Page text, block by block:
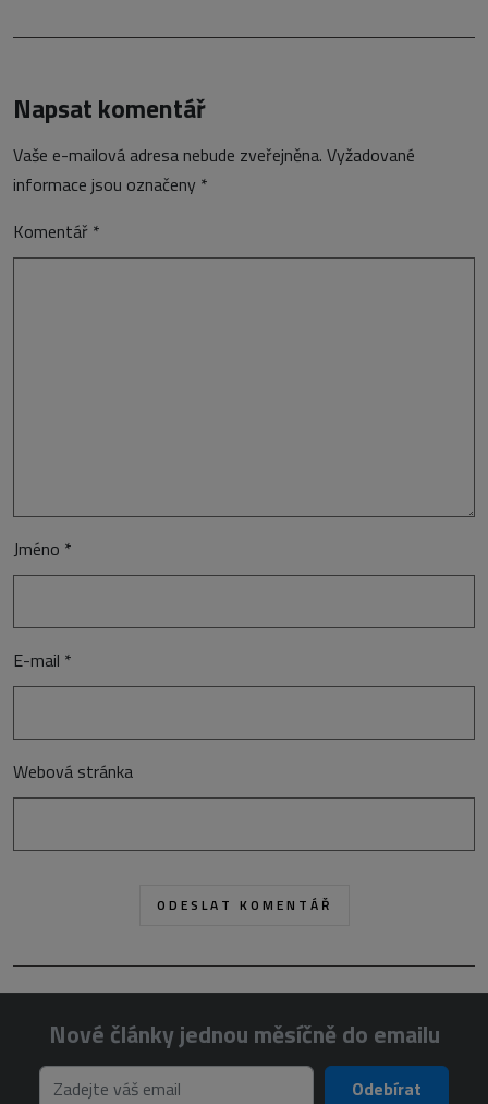
Napsat komentář
Vaše e-mailová adresa nebude zveřejněna. Vyžadované
informace jsou označeny *
Komentář *
Jméno *
E-mail *
Webová stránka
Nové články jednou měsíčně do emailu
Odebírat